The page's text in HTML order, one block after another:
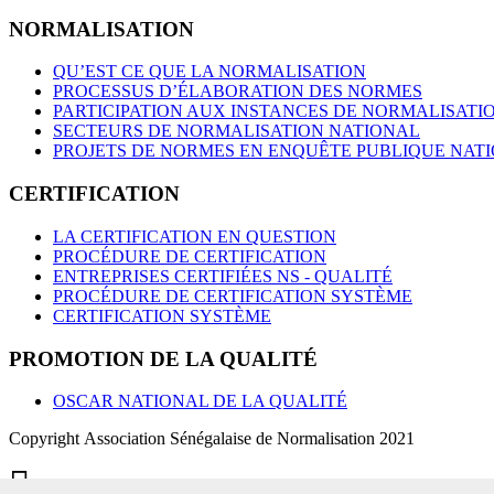
NORMALISATION
QU’EST CE QUE LA NORMALISATION
PROCESSUS D’ÉLABORATION DES NORMES
PARTICIPATION AUX INSTANCES DE
SECTEURS DE NORMALISATION NATIONAL
PROJETS DE NORMES EN ENQUÊTE PUBLIQUE
CERTIFICATION
LA CERTIFICATION EN QUESTION
PROCÉDURE DE CERTIFICATION
ENTREPRISES CERTIFIÉES NS - QUALITÉ
PROCÉDURE DE CERTIFICATION SYSTÈME
CERTIFICATION SYSTÈME
PROMOTION DE LA QUALITÉ
OSCAR NATIONAL DE LA QUALITÉ
Copyright Association Sénégalaise de Normalisation 2021